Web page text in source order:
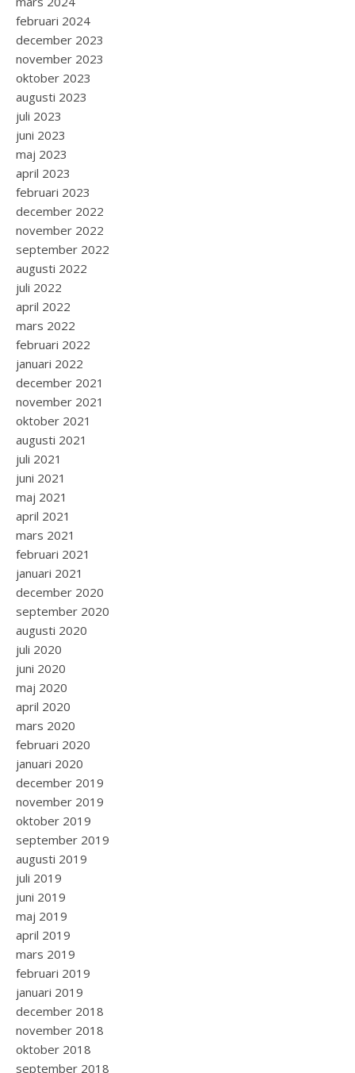
februari 2024
december 2023
november 2023
oktober 2023
augusti 2023
juli 2023
juni 2023
maj 2023
april 2023
februari 2023
december 2022
november 2022
september 2022
augusti 2022
juli 2022
april 2022
mars 2022
februari 2022
januari 2022
december 2021
november 2021
oktober 2021
augusti 2021
juli 2021
juni 2021
maj 2021
april 2021
mars 2021
februari 2021
januari 2021
december 2020
september 2020
augusti 2020
juli 2020
juni 2020
maj 2020
april 2020
mars 2020
februari 2020
januari 2020
december 2019
november 2019
oktober 2019
september 2019
augusti 2019
juli 2019
juni 2019
maj 2019
april 2019
mars 2019
februari 2019
januari 2019
december 2018
november 2018
oktober 2018
september 2018